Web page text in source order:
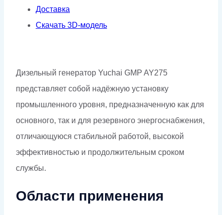
Доставка
Скачать 3D-модель
Дизельный генератор Yuchai GMP AY275
представляет собой надёжную установку
промышленного уровня, предназначенную как для
основного, так и для резервного энергоснабжения,
отличающуюся стабильной работой, высокой
эффективностью и продолжительным сроком
службы.
Области применения